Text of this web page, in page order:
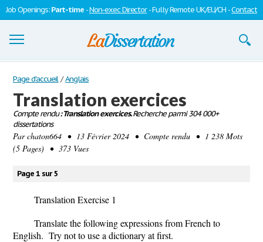
Job Openings:Part-time -Non-exec Director- Fully Remote UK/EU/CH -Contact
Dissertations
S'inscrire
Se connecter
Contactez-nous
Page d'accueil / Anglais
Translation exercices
Compte rendu: Translation exercices.Recherche parmi 304 000+
dissertations
Parchaton664 • 13 Février 2024 • Compte rendu • 1 238 Mots
(5 Pages) • 373 Vues
Page 1 sur 5
Translation Exercise 1
Translate the following expressions from French to
English. Try not to use a dictionary at first.